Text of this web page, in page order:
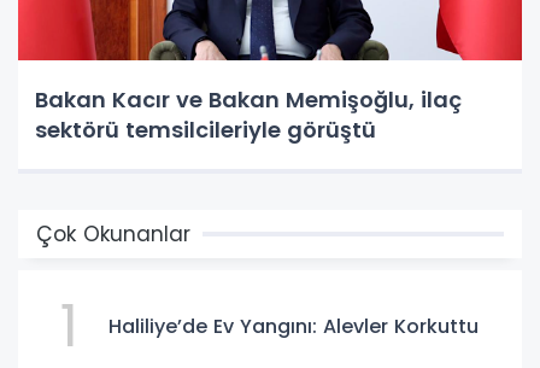
Bakan Kacır ve Bakan Memişoğlu, ilaç
sektörü temsilcileriyle görüştü
Çok Okunanlar
1 Haliliye’de Ev Yangını: Alevler Korkuttu